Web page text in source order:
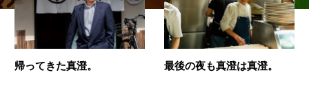
帰ってきた真澄。 最後の夜も真澄は真澄。